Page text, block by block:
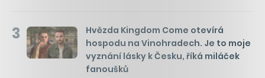
3
Hvězda Kingdom Come otevírá
hospodu na Vinohradech. Je to moje
vyznání lásky k Česku, říká miláček
fanoušků